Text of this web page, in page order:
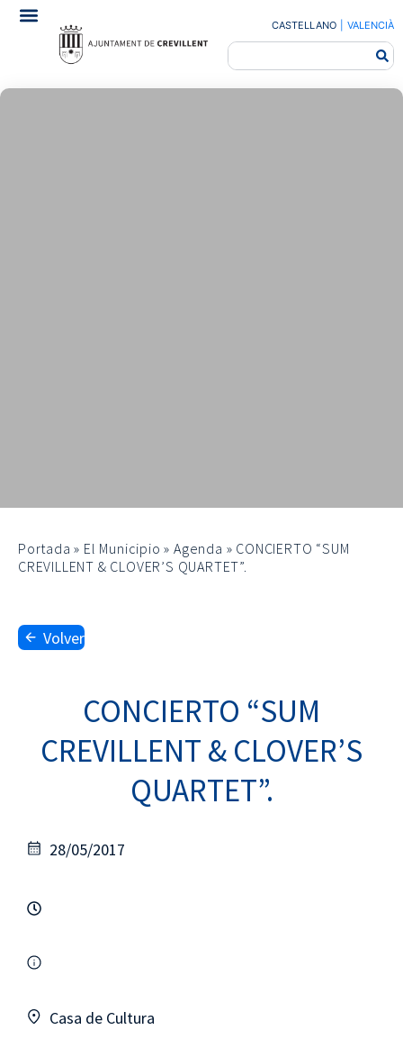
CASTELLANO VALENCIÀ
Portada » El Municipio »Agenda » CONCIERTO “SUM
CREVILLENT & CLOVER’S QUARTET”.
Volver
CONCIERTO “SUM
CREVILLENT & CLOVER’S
QUARTET”.
28/05/2017
Casa de Cultura